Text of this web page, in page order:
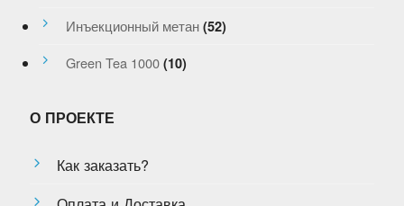
Инъекционный метан (52)
Green Tea 1000 (10)
О ПРОЕКТЕ
Как заказать?